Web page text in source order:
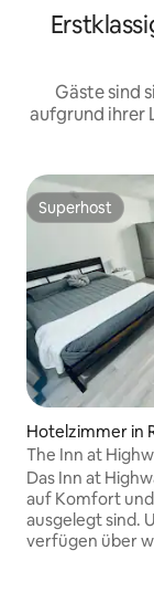
Gäste sind
aufgrund ihrer
Superhost
Superhost
Hotelzimmer in
The Inn at
Nähe von
Das Inn at
auf Komfort
ausgelegt sind.
verfügen über